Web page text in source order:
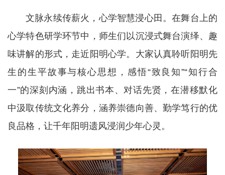
文脉永续传薪火，心学智慧浸心田。在舞台上的
心学特色研学环节中，师生们以沉浸式舞台演绎、趣
味讲解的形式，走近阳明心学。大家认真聆听阳明先
生的生平故事与核心思想，感悟“致良知”“知行合
一”的深刻内涵，跳出书本、对话先贤，在潜移默化
中汲取传统文化养分，涵养崇德向善、勤学笃行的优
良品格，让千年阳明遗风浸润少年心灵。